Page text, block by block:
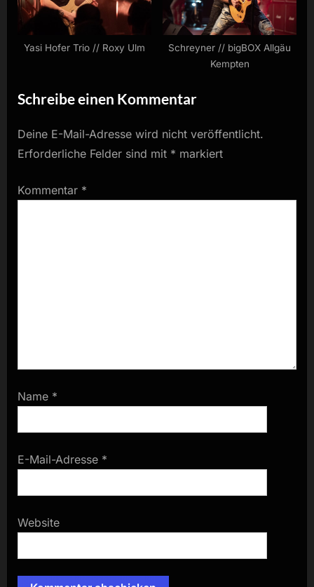
Yasi Hofer Trio // Roxy Ulm
Schreyner // bigBOX Allgäu
Kempten
Schreibe einen Kommentar
Deine E-Mail-Adresse wird nicht veröffentlicht.
Erforderliche Felder sind mit * markiert
Kommentar *
Name *
E-Mail-Adresse *
Website